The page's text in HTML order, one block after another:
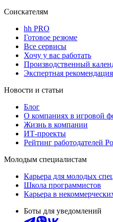
Соискателям
hh PRO
Готовое резюме
Все сервисы
Хочу у вас работать
Производственный
Экспертная рекомендация
Новости и статьи
Блог
О компаниях в игровой
Жизнь в компании
ИТ-проекты
Рейтинг работодателей
Молодым специалистам
Карьера для молодых
Школа программистов
Карьера в
Боты для уведомлений